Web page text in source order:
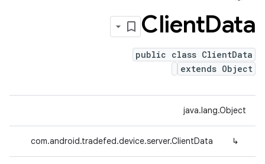
ClientData
public class ClientData
extends Object
java.lang.Object
↳
com.android.tradefed.device.server.ClientData